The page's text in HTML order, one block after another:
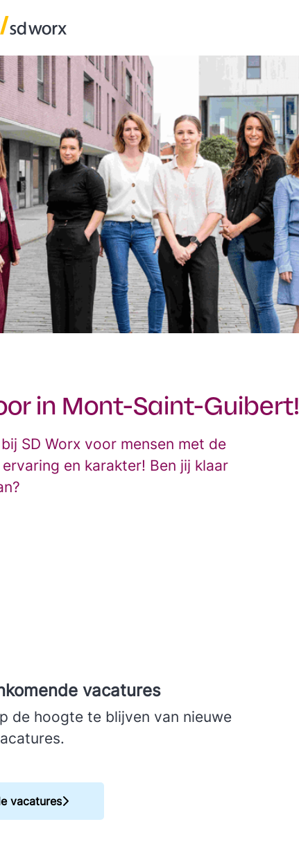
in Mont-Saint-Guibert!
SD Worx voor mensen met de
en karakter! Ben jij klaar
vacatures
de hoogte te blijven van nieuwe
vacatures